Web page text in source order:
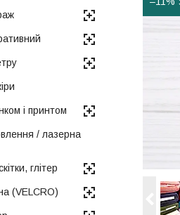
і принтом
/ лазерна
глітер
(VELCRO)